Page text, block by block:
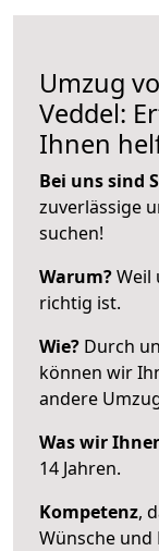
Umzug
Veddel:
Ihnen
Bei uns sind
zuverlässige
suchen!
Warum?Weil
richtig ist.
Wie? Durch
können wir
andere
Was wir
14 Jahren.
Kompetenz,
Wünsche und